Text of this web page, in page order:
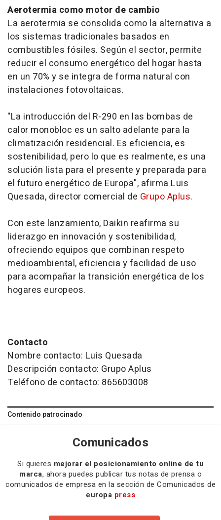
Aerotermia como motor de cambio
La aerotermia se consolida como la alternativa a
los sistemas tradicionales basados en
combustibles fósiles. Según el sector, permite
reducir el consumo energético del hogar hasta
en un 70% y se integra de forma natural con
instalaciones fotovoltaicas.
"La introducción del R-290 en las bombas de
calor monobloc es un salto adelante para la
climatización residencial. Es eficiencia, es
sostenibilidad, pero lo que es realmente, es una
solución lista para el presente y preparada para
el futuro energético de Europa", afirma Luis
Quesada, director comercial de Grupo Aplus.
Con este lanzamiento, Daikin reafirma su
liderazgo en innovación y sostenibilidad,
ofreciendo equipos que combinan respeto
medioambiental, eficiencia y facilidad de uso
para acompañar la transición energética de los
hogares europeos.
Contacto
Nombre contacto: Luis Quesada
Descripción contacto: Grupo Aplus
Teléfono de contacto: 865603008
Contenido patrocinado
Comunicados
Si quieres mejorar el posicionamiento online de tu
marca, ahora puedes publicar tus notas de prensa o
comunicados de empresa en la sección de Comunicados de
europa press